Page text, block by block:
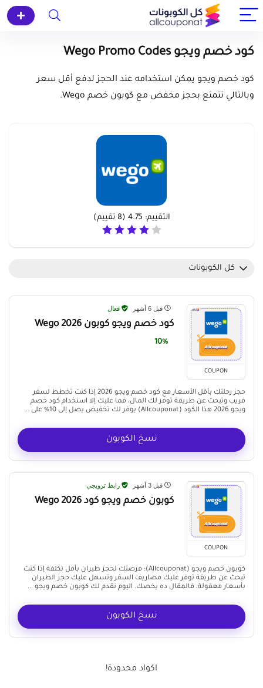
كود خصم ويجو Wego Promo Codes
كود خصم ويجو يمكن استخدامه عند الحجز لدفع أقل سعر
وبالتالي تتمتع بحجز مخفض مع كوبون خصم Wego.
التقييم: 4.75
(
8 تقييم)
كل الكوبونات
COUPON
قبل 6 أشهر فعال
كود خصم ويجو كوبون Wego 2026
10%
حجز رحلتك بأقل الأسعار مع كود خصم ويجو 2026 إذا كنت تخطط لسفر
قريب وتبحث عن طريقة توفر لك المال، فما عليك إلا استخدام كود خصم
ويجو 2026 هذا الكود (Allcouponat) يوفر لك تخفيض يصل إلى 10% على ...
نسخ الكوبون
COUPON
قبل 3 أشهر رابط ترويجي
كوبون خصم ويجو كود Wego 2026
كوبون خصم ويجو (Allcouponat): فرصتك لحجز طيران بأقل تكلفة إذا كنت
تبحث عن طريقة توفر عليك مصاريف السفر وتسهل عليك حجز الطيران
بأسعار معقولة، فالمقال ده يخصك. اليوم نقدم لك كوبون خصم ويجو ...
نسخ الكوبون
اكواد محدودة!